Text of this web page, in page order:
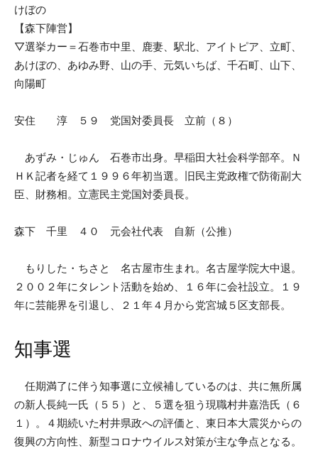
けぼの
【森下陣営】
▽選挙カー＝石巻市中里、鹿妻、駅北、アイトピア、立町、
あけぼの、あゆみ野、山の手、元気いちば、千石町、山下、
向陽町
安住 淳 ５９ 党国対委員長 立前（８）
あずみ・じゅん 石巻市出身。早稲田大社会科学部卒。Ｎ
ＨＫ記者を経て１９９６年初当選。旧民主党政権で防衛副大
臣、財務相。立憲民主党国対委員長。
森下 千里 ４０ 元会社代表 自新（公推）
もりした・ちさと 名古屋市生まれ。名古屋学院大中退。
２００２年にタレント活動を始め、１６年に会社設立。１９
年に芸能界を引退し、２１年４月から党宮城５区支部長。
知事選
任期満了に伴う知事選に立候補しているのは、共に無所属
の新人長純一氏（５５）と、５選を狙う現職村井嘉浩氏（６
１）。４期続いた村井県政への評価と、東日本大震災からの
復興の方向性、新型コロナウイルス対策が主な争点となる。